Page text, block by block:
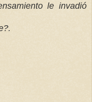
le invadió